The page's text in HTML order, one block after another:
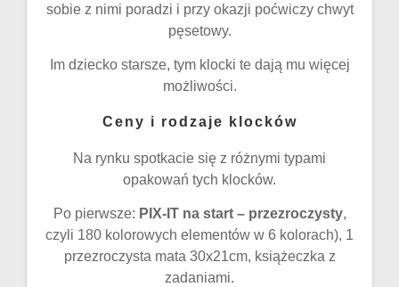
sobie z nimi poradzi i przy okazji poćwiczy chwyt
pęsetowy.
Im dziecko starsze, tym klocki te dają mu więcej
możliwości.
Ceny i rodzaje klocków
Na rynku spotkacie się z różnymi typami
opakowań tych klocków.
Po pierwsze: PIX-IT na start – przezroczysty,
czyli 180 kolorowych elementów w 6 kolorach), 1
przezroczysta mata 30x21cm, książeczka z
zadaniami.